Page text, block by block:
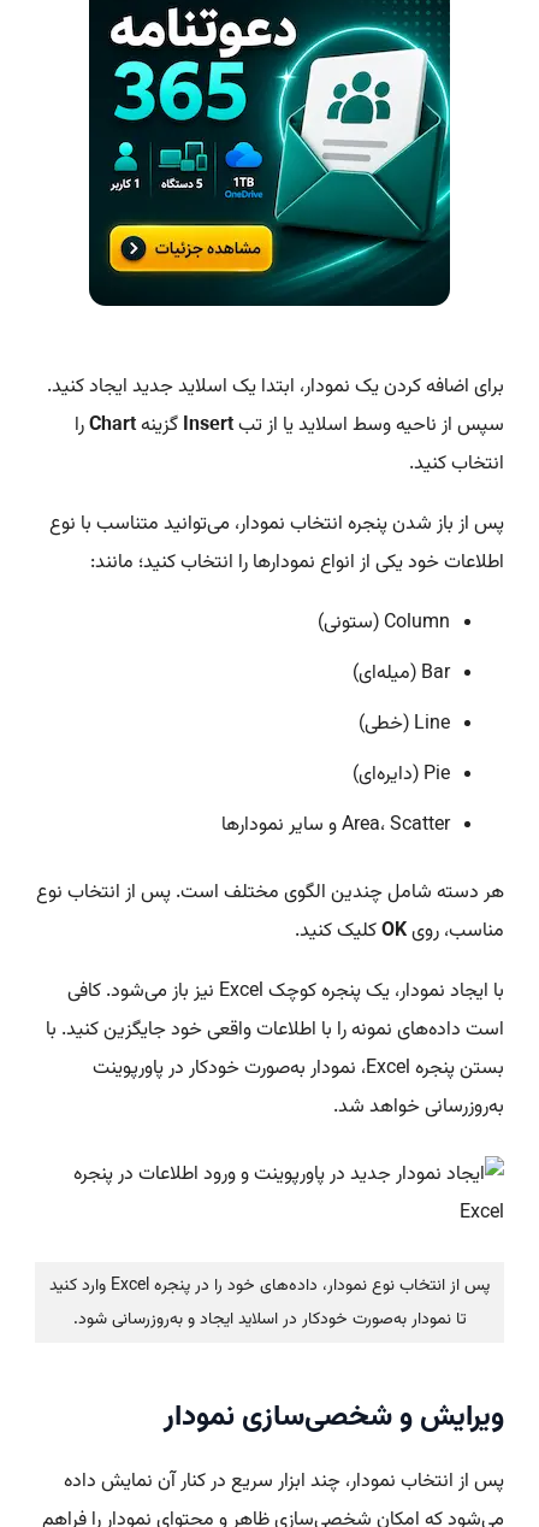
برای اضافه کردن یک نمودار، ابتدا یک اسلاید جدید ایجاد کنید.
سپس از ناحیه وسط اسلاید یا از تبInsert گزینهChartرا
انتخاب کنید.
پس از باز شدن پنجره انتخاب نمودار، می‌توانید متناسب با نوع
اطلاعات خود یکی از انواع نمودارها را انتخاب کنید؛ مانند:
Column (ستونی)
Bar (میله‌ای)
Line (خطی)
Pie (دایره‌ای)
Area، Scatter و سایر نمودارها
هر دسته شامل چندین الگوی مختلف است. پس از انتخاب نوع
مناسب، رویOKکلیک کنید.
با ایجاد نمودار، یک پنجره کوچک Excel نیز باز می‌شود. کافی
است داده‌های نمونه را با اطلاعات واقعی خود جایگزین کنید. با
بستن پنجره Excel، نمودار به‌صورت خودکار در پاورپوینت
به‌روزرسانی خواهد شد.
پس از انتخاب نوع نمودار، داده‌های خود را در پنجره Excel وارد کنید
تا نمودار به‌صورت خودکار در اسلاید ایجاد و به‌روزرسانی شود.
ویرایش و شخصی‌سازی نمودار
پس از انتخاب نمودار، چند ابزار سریع در کنار آن نمایش داده
می‌شود که امکان شخصی‌سازی ظاهر و محتوای نمودار را فراهم